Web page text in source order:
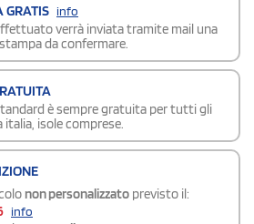
GRATIS info
verrà inviata tramite mail una
da confermare.
è sempre gratuita per tutti gli
isole comprese.
non personalizzato previsto il:
info